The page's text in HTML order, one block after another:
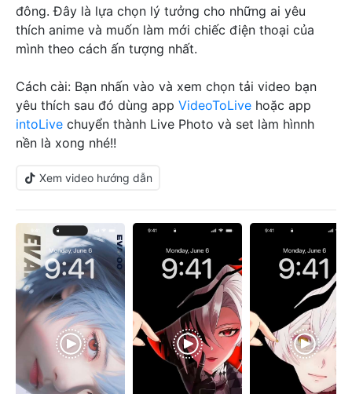
đông. Đây là lựa chọn lý tưởng cho những ai yêu
thích anime và muốn làm mới chiếc điện thoại của
mình theo cách ấn tượng nhất.
Cách cài: Bạn nhấn vào và xem chọn tải video bạn
yêu thích sau đó dùng app VideoToLive hoặc app
intoLive chuyển thành Live Photo và set làm hìnnh
nền là xong nhé!!
Xem video hướng dẫn